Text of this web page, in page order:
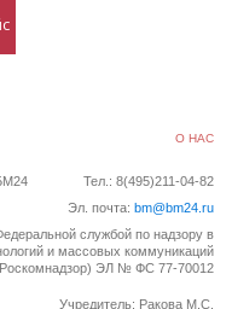
О НАС
Тел.: 8(495)211-04-82
Эл. почта: bm@bm24.ru
службой по надзору в
и массовых коммуникаций
ЭЛ № ФС 77-70012
Учредитель: Ракова М.С.